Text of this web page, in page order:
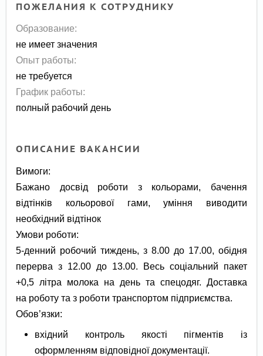
ПОЖЕЛАНИЯ К СОТРУДНИКУ
Образование:
не имеет значения
Опыт работы:
не требуется
График работы:
полный рабочий день
ОПИСАНИЕ ВАКАНСИИ
Вимоги:
Бажано досвід роботи з кольорами, бачення
відтінків кольорової гами, уміння виводити
необхідний відтінок
Умови роботи:
5-денний робочий тиждень, з 8.00 до 17.00, обідня
перерва з 12.00 до 13.00. Весь соціальний пакет
+0,5 літра молока на день та спецодяг. Доставка
на роботу та з роботи транспортом підприємства.
Обов’язки:
вхідний контроль якості пігментів із
оформленням відповідної документації.